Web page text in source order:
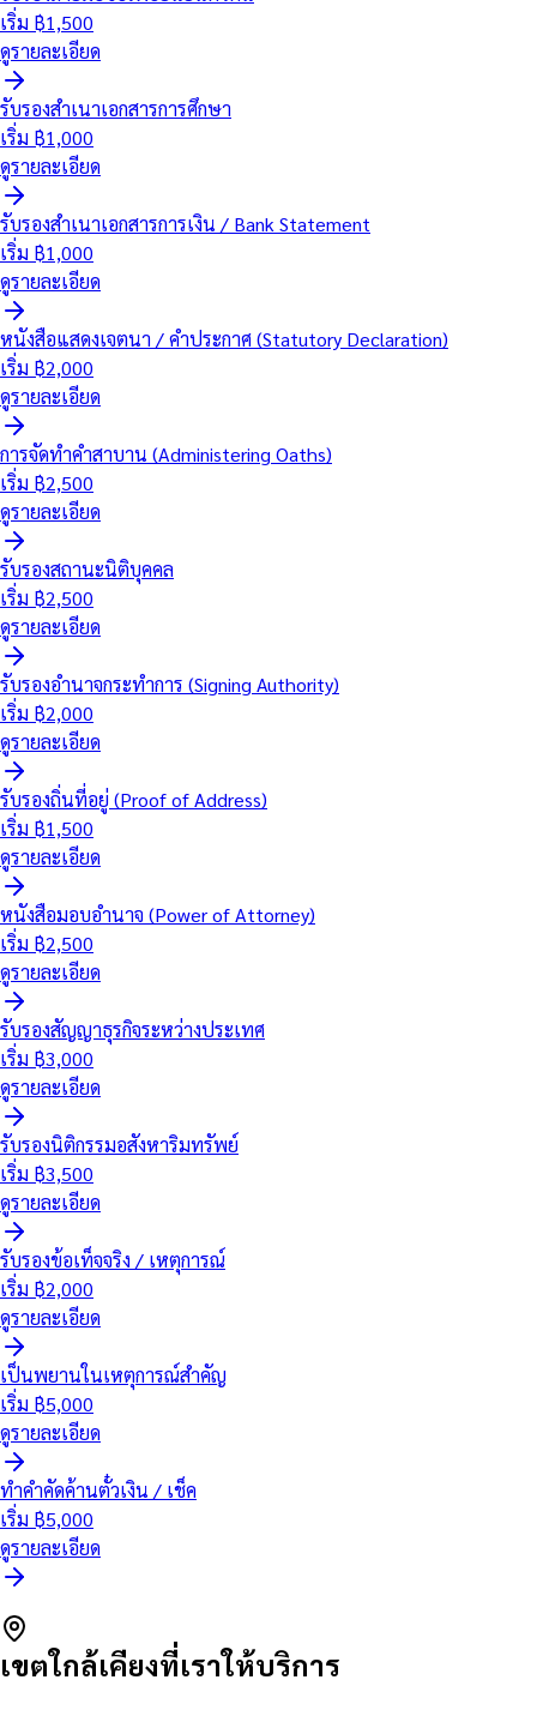
เริ่ม ฿1,500
ดูรายละเอียด
รับรองสำเนาเอกสารการศึกษา
เริ่ม ฿1,000
ดูรายละเอียด
รับรองสำเนาเอกสารการเงิน / Bank Statement
เริ่ม ฿1,000
ดูรายละเอียด
หนังสือแสดงเจตนา / คำประกาศ (Statutory Declaration)
เริ่ม ฿2,000
ดูรายละเอียด
การจัดทำคำสาบาน (Administering Oaths)
เริ่ม ฿2,500
ดูรายละเอียด
รับรองสถานะนิติบุคคล
เริ่ม ฿2,500
ดูรายละเอียด
รับรองอำนาจกระทำการ (Signing Authority)
เริ่ม ฿2,000
ดูรายละเอียด
รับรองถิ่นที่อยู่ (Proof of Address)
เริ่ม ฿1,500
ดูรายละเอียด
หนังสือมอบอำนาจ (Power of Attorney)
เริ่ม ฿2,500
ดูรายละเอียด
รับรองสัญญาธุรกิจระหว่างประเทศ
เริ่ม ฿3,000
ดูรายละเอียด
รับรองนิติกรรมอสังหาริมทรัพย์
เริ่ม ฿3,500
ดูรายละเอียด
รับรองข้อเท็จจริง / เหตุการณ์
เริ่ม ฿2,000
ดูรายละเอียด
เป็นพยานในเหตุการณ์สำคัญ
เริ่ม ฿5,000
ดูรายละเอียด
ทำคำคัดค้านตั๋วเงิน / เช็ค
เริ่ม ฿5,000
ดูรายละเอียด
เขตใกล้เคียงที่เราให้บริการ